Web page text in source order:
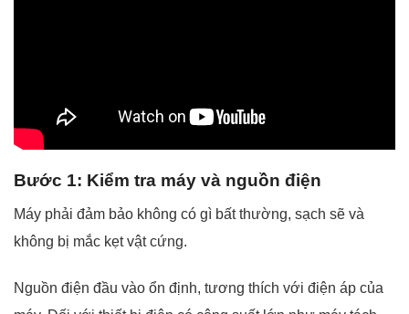
Bước 1: Kiểm tra máy và nguồn điện
Máy phải đảm bảo không có gì bất thường, sạch sẽ và
không bị mắc kẹt vật cứng.
Nguồn điện đầu vào ổn định, tương thích với điện áp của